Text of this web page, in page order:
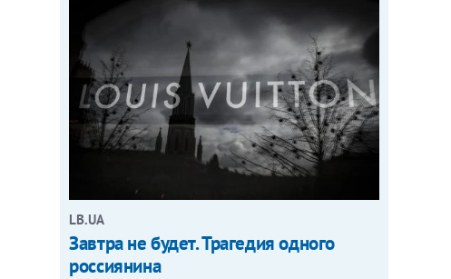
LB.UA
Завтра не будет. Трагедия одного
россиянина